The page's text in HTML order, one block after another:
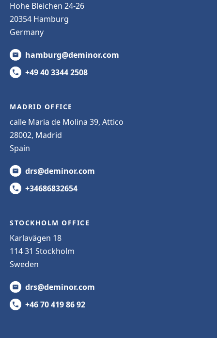
Hohe Bleichen 24-26
20354 Hamburg
Germany
hamburg@deminor.com
+49 40 3344 2508
MADRID OFFICE
calle Maria de Molina 39, Attico
28002, Madrid
Spain
drs@deminor.com
+34686832654
STOCKHOLM OFFICE
Karlavägen 18
114 31 Stockholm
Sweden
drs@deminor.com
+46 70 419 86 92